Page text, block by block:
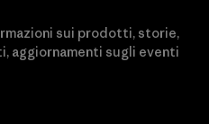
sui prodotti, storie,
aggiornamenti sugli eventi